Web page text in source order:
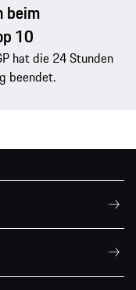
beim
10
hat die 24 Stunden
beendet.